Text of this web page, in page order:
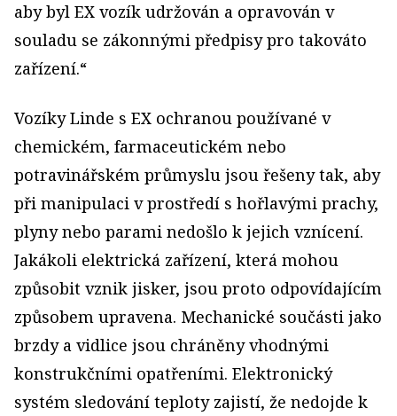
aby byl EX vozík udržován a opravován v
souladu se zákonnými předpisy pro takováto
zařízení.“
Vozíky Linde s EX ochranou používané v
chemickém, farmaceutickém nebo
potravinářském průmyslu jsou řešeny tak, aby
při manipulaci v prostředí s hořlavými prachy,
plyny nebo parami nedošlo k jejich vznícení.
Jakákoli elektrická zařízení, která mohou
způsobit vznik jisker, jsou proto odpovídajícím
způsobem upravena. Mechanické součásti jako
brzdy a vidlice jsou chráněny vhodnými
konstrukčními opatřeními. Elektronický
systém sledování teploty zajistí, že nedojde k